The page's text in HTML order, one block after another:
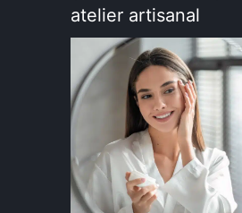
atelier artisanal